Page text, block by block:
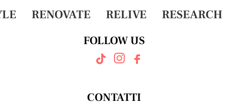
RENOVATE RELIVE RESEARCH
CONTATTI
FOLLOW US